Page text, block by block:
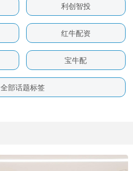
利创智投
红牛配资
宝牛配
全部话题标签